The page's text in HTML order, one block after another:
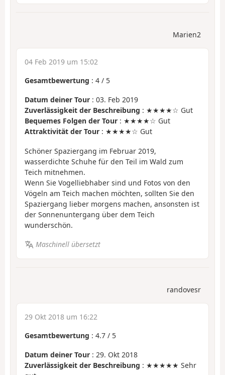
Marien2
04 Feb 2019 um 15:02
Gesamtbewertung : 4 / 5
Datum deiner Tour : 03. Feb 2019
Zuverlässigkeit der Beschreibung : ★★★★☆ Gut
Bequemes Folgen der Tour : ★★★★☆ Gut
Attraktivität der Tour : ★★★★☆ Gut
Schöner Spaziergang im Februar 2019,
wasserdichte Schuhe für den Teil im Wald zum
Teich mitnehmen.
Wenn Sie Vogelliebhaber sind und Fotos von den
Vögeln am Teich machen möchten, sollten Sie den
Spaziergang lieber morgens machen, ansonsten ist
der Sonnenuntergang über dem Teich
wunderschön.
Maschinell übersetzt
randovesr
29 Okt 2018 um 16:22
Gesamtbewertung : 4.7 / 5
Datum deiner Tour : 29. Okt 2018
Zuverlässigkeit der Beschreibung : ★★★★★ Sehr